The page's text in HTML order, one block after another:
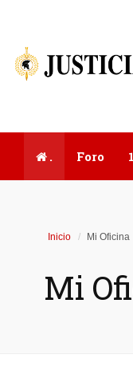
. Foro
Inicio Mi Oficina
Mi